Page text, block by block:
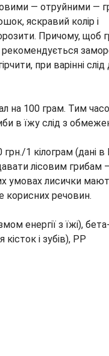
— отруйними —
яскравий колір і
Причому, щоб
при варінні
на 100 грам. Тим
в їжу слід з
1 кілограм (дані в
лісовим грибам
умовах лисички
корисних речовин.
енергії з їжі),
і зубів), РР